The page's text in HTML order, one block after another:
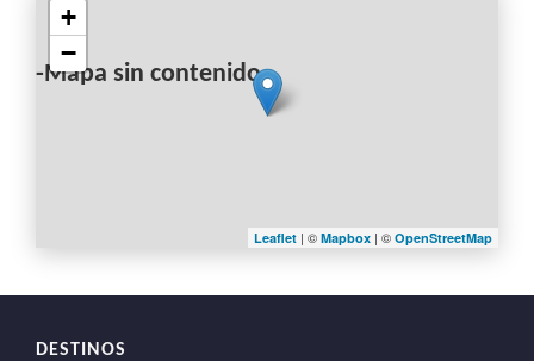
-Mapa sin contenido-
+
−
Leaflet | © Mapbox | © OpenStreetMap
DESTINOS